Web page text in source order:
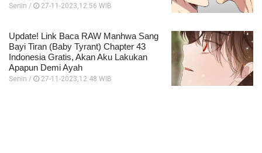
Senin / 27-11-2023,12:56 WIB
Update! Link Baca RAW Manhwa Sang
Bayi Tiran (Baby Tyrant) Chapter 43
Indonesia Gratis, Akan Aku Lakukan
Apapun Demi Ayah
Senin / 27-11-2023,12:48 WIB